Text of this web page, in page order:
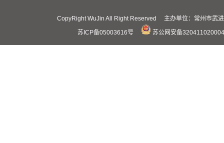
CopyRight WuJin All Right Reserved 主办单位：常州市
苏ICP备05003616号
苏公网安备